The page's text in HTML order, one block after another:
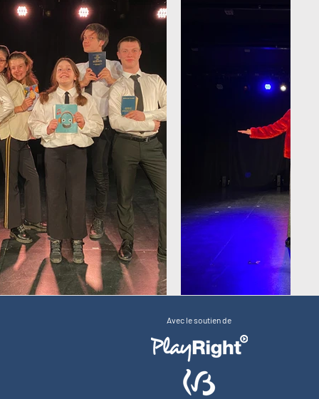
Avec le soutien de